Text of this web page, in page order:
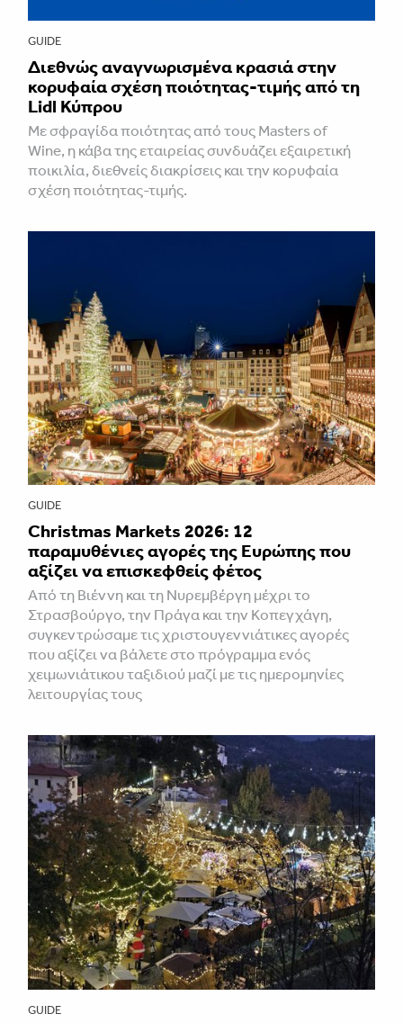
GUIDE
Διεθνώς αναγνωρισμένα κρασιά στην
κορυφαία σχέση ποιότητας-τιμής από τη
Lidl Κύπρου
Με σφραγίδα ποιότητας από τους Masters of
Wine, η κάβα της εταιρείας συνδυάζει εξαιρετική
ποικιλία, διεθνείς διακρίσεις και την κορυφαία
σχέση ποιότητας-τιμής.
GUIDE
Christmas Markets 2026: 12
παραμυθένιες αγορές της Ευρώπης που
αξίζει να επισκεφθείς φέτος
Από τη Βιέννη και τη Νυρεμβέργη μέχρι το
Στρασβούργο, την Πράγα και την Κοπεγχάγη,
συγκεντρώσαμε τις χριστουγεννιάτικες αγορές
που αξίζει να βάλετε στο πρόγραμμα ενός
χειμωνιάτικου ταξιδιού μαζί με τις ημερομηνίες
λειτουργίας τους
GUIDE